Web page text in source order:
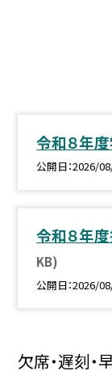
令和８年
公開日 2026/
令和８年
KB)
公開日 2026/
欠席・遅刻・